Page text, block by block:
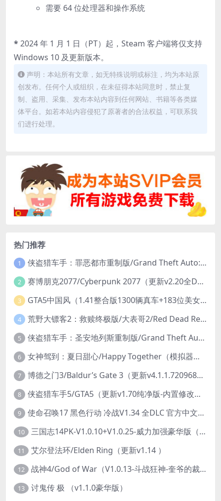
需要 64 位处理器和操作系统
*2024 年 1 月 1 日（PT）起，Steam 客户端将仅支持
Windows 10 及更新版本。
声明：本站所有文章，如无特殊说明或标注，均为本站原
创发布。任何个人或组织，在未征得本站同意时，禁止复
制、盗用、采集、发布本站内容到任何网站、书籍等各类媒
体平台。如若本站内容侵犯了原著者的合法权益，可联系我
们进行处理。
热门推荐
1 侠盗猎车手：罪恶都市重制版/Grand Theft Auto: Vice City – The Definitive Edition
2 赛博朋克2077/Cyberpunk 2077（更新v2.20全DLC）
3 GTA5中国风（1.41整合版1300辆真车+183位美女与英雄+200%存档）
4 荒野大镖客2：救赎终极版/大表哥2/Red Dead Redemption 2: Ultimate Edition（更新v1491.50终极版）
5 侠盗猎车手：圣安地列斯重制版/Grand Theft Auto: San Andreas – The Definitive Edition（更新v1.113.49697469）
6 女神驾到：夏日甜心/Happy Together（模拟器版-升级豪华终极珍藏版+全DLC）
7 博德之门3/Baldur’s Gate 3（更新v4.1.1.7209685）
8 侠盗猎车手5/GTA5（更新v1.70纯净版-内置修改器+通关存档）
9 使命召唤17 黑色行动 冷战V1.34 全DLC 官方中文版COD17
10 三国志14PK-V1.0.10+V1.0.25-威力加强豪华版（武将面容套装-全DLC+季票+特典+中文语音+编辑修改器）
11 艾尔登法环/Elden Ring（更新v1.14 ）
12 战神4/God of War（V1.0.13-斗战狂神-奎爷的裁决+全DLC）
13 讨鬼传 极 （v1.1.0豪华版）